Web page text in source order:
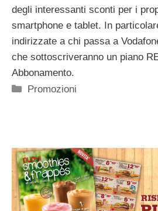
degli interessanti sconti per i
smartphone e tablet. In
indirizzate a chi passa a
che sottoscriveranno un piano
Abbonamento.
Categorie
Promozioni